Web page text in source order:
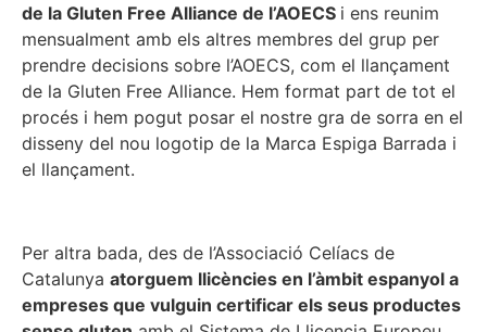
de la Gluten Free Alliance de l’AOECS i ens reunim
mensualment amb els altres membres del grup per
prendre decisions sobre l’AOECS, com el llançament
de la Gluten Free Alliance. Hem format part de tot el
procés i hem pogut posar el nostre gra de sorra en el
disseny del nou logotip de la Marca Espiga Barrada i
el llançament.
Per altra bada, des de l’Associació Celíacs de
Catalunya atorguem llicències en l’àmbit espanyol a
empreses que vulguin certificar els seus productes